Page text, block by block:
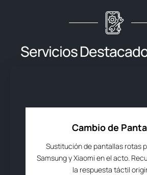
Servicios
Cambio de
Sustitución de pantallas rotas
Samsung y Xiaomi en el acto.
la respuesta táctil